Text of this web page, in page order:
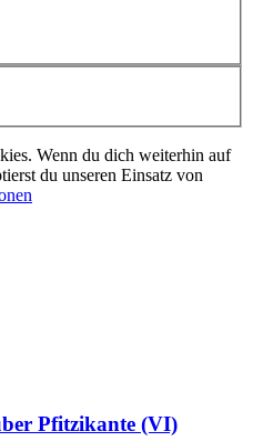
Wenn du dich weiterhin auf
du unseren Einsatz von
Pfitzikante (VI)